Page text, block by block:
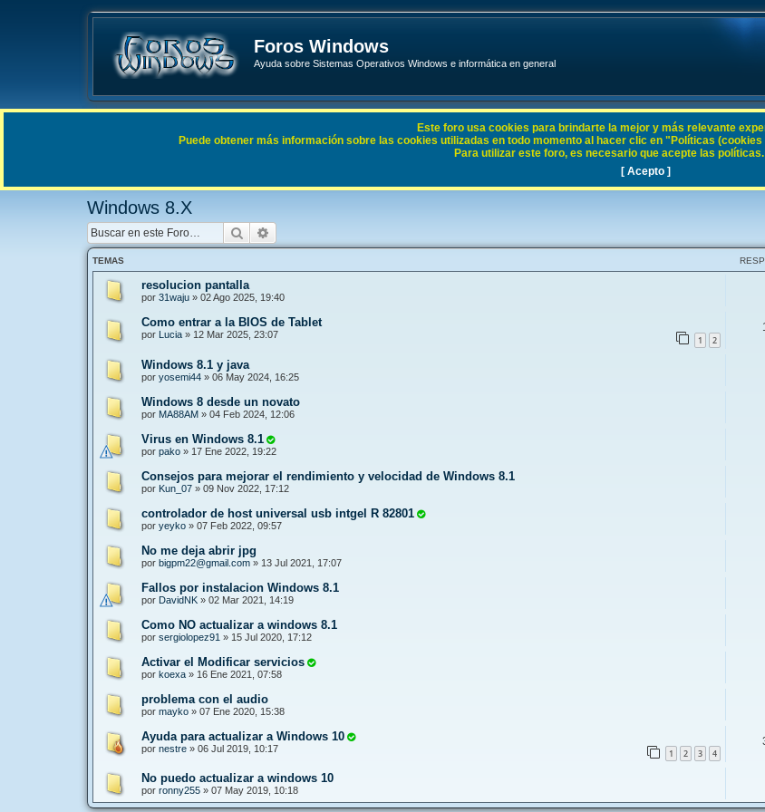
Foros Windows
Ayuda sobre Sistemas Operativos Windows e informática en general
Enlaces rápidos FAQ
Windows 8.X
Buscar
TEMAS
resolucion pantalla
por 31waju » 02 Ago 2025, 19:40
Como entrar a la BIOS de Tablet
por Lucia » 12 Mar 2025, 23:07 1 2
Windows 8.1 y java
por yosemi44 » 06 May 2024, 16:25
Windows 8 desde un novato
por MA88AM » 04 Feb 2024, 12:06
Virus en Windows 8.1
por pako » 17 Ene 2022, 19:22
Consejos para mejorar el rendimiento y velocidad de Windows 8.1
por Kun_07 » 09 Nov 2022, 17:12
controlador de host universal usb intgel R 82801
por yeyko » 07 Feb 2022, 09:57
No me deja abrir jpg
por bigpm22@gmail.com » 13 Jul 2021, 17:07
Fallos por instalacion Windows 8.1
por DavidNK » 02 Mar 2021, 14:19
Como NO actualizar a windows 8.1
por sergiolopez91 » 15 Jul 2020, 17:12
Activar el Modificar servicios
por koexa » 16 Ene 2021, 07:58
problema con el audio
por mayko » 07 Ene 2020, 15:38
Ayuda para actualizar a Windows 10
por nestre » 06 Jul 2019, 10:17 1 2 3 4
No puedo actualizar a windows 10
por ronny255 » 07 May 2019, 10:18
Este foro usa cookies para brindarte la mejor y más relevante
Puede obtener más información sobre las cookies utilizadas en todo momento al hacer clic en "Políticas
Para utilizar este foro, es necesario que acepte las políticas.
[ Acepto ]